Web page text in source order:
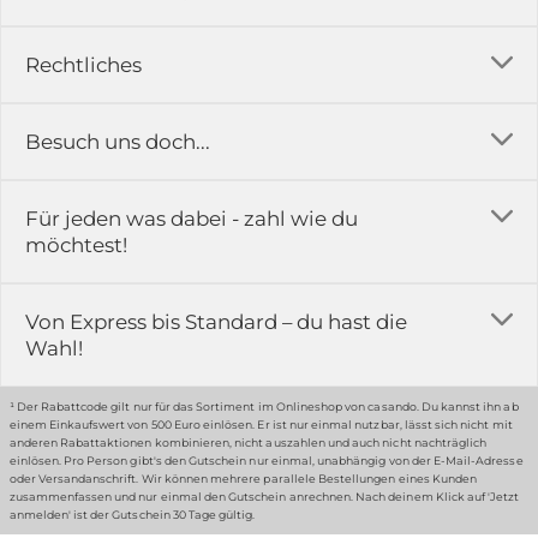
Rechtliches
Impressum
Rückgabe & Reklamation
Widerrufsrecht
Datenschutz-Einstellung
Erklärung zur Barrierefreiheit
Versandkosten
Erfahrungsberichte & Bewertungen
Kontakt
Karriere
Gewerbekunden
Grounding Page
Besuch uns doch...
in der Ausstellung...
51789 Lindlar
Hinweis:
… oder in unserem Fachmarkt
Holz-Richter Fachmarkt
Für jeden was dabei - zahl wie du
möchtest!
Von Express bis Standard – du hast die
Wahl!
¹ Der Rabattcode gilt nur für das Sortiment im Onlineshop von casando. Du kannst ihn ab
einem Einkaufswert von 500 Euro einlösen. Er ist nur einmal nutzbar, lässt sich nicht mit
anderen Rabattaktionen kombinieren, nicht auszahlen und auch nicht nachträglich
einlösen. Pro Person gibt's den Gutschein nur einmal, unabhängig von der E-Mail-Adresse
oder Versandanschrift. Wir können mehrere parallele Bestellungen eines Kunden
zusammenfassen und nur einmal den Gutschein anrechnen. Nach deinem Klick auf 'Jetzt
anmelden' ist der Gutschein 30 Tage gültig.